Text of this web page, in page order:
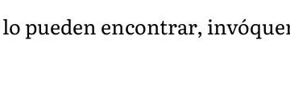
pueden encontrar,